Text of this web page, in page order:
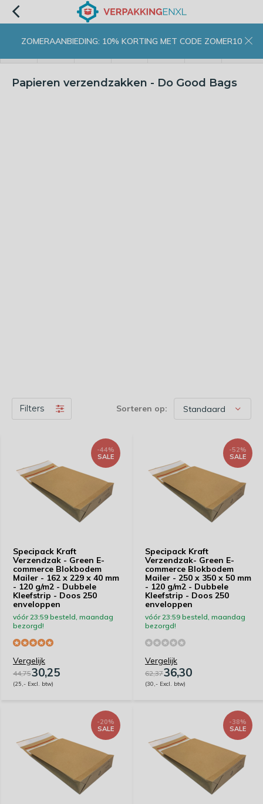
ZOMERAANBIEDING: 10% KORTING MET CODE ZOMER10
Papieren verzendzakken - Do Good Bags
Filters Sorteren op:
Specipack Kraft
Verzendzak - Green E-
commerce Blokbodem
Mailer - 162 x 229 x 40 mm
- 120 g/m2 - Dubbele
Kleefstrip - Doos 250
enveloppen
-44%
SALE
vóór 23:59 besteld, maandag
bezorgd!
Vergelijk
44,7530,25
(25,- Excl. btw)
Specipack Kraft
Verzendzak- Green E-
commerce Blokbodem
Mailer - 250 x 350 x 50 mm
- 120 g/m2 - Dubbele
Kleefstrip - Doos 250
enveloppen
-52%
SALE
vóór 23:59 besteld, maandag
bezorgd!
Vergelijk
62,3736,30
(30,- Excl. btw)
-20%
SALE
-38%
SALE